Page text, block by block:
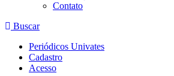
Contato
Buscar
Periódicos Univates
Cadastro
Acesso